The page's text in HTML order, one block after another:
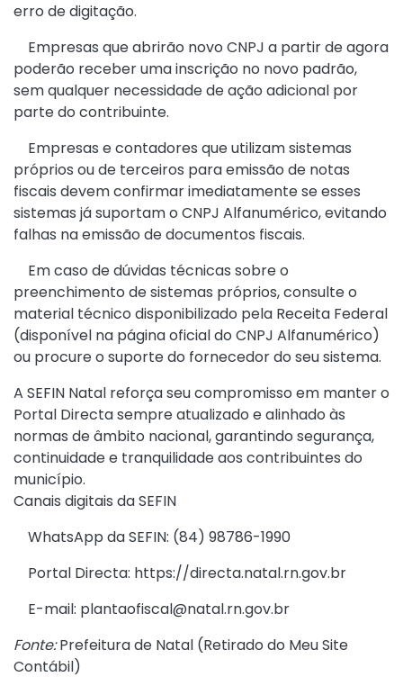
erro de digitação.
Empresas que abrirão novo CNPJ a partir de agora
poderão receber uma inscrição no novo padrão,
sem qualquer necessidade de ação adicional por
parte do contribuinte.
Empresas e contadores que utilizam sistemas
próprios ou de terceiros para emissão de notas
fiscais devem confirmar imediatamente se esses
sistemas já suportam o CNPJ Alfanumérico, evitando
falhas na emissão de documentos fiscais.
Em caso de dúvidas técnicas sobre o
preenchimento de sistemas próprios, consulte o
material técnico disponibilizado pela Receita Federal
(disponível na página oficial do CNPJ Alfanumérico)
ou procure o suporte do fornecedor do seu sistema.
A SEFIN Natal reforça seu compromisso em manter o
Portal Directa sempre atualizado e alinhado às
normas de âmbito nacional, garantindo segurança,
continuidade e tranquilidade aos contribuintes do
município.
Canais digitais da SEFIN
WhatsApp da SEFIN: (84) 98786-1990
Portal Directa: https://directa.natal.rn.gov.br
E-mail: plantaofiscal@natal.rn.gov.br
Fonte:Prefeitura de Natal (Retirado do Meu Site
Contábil)